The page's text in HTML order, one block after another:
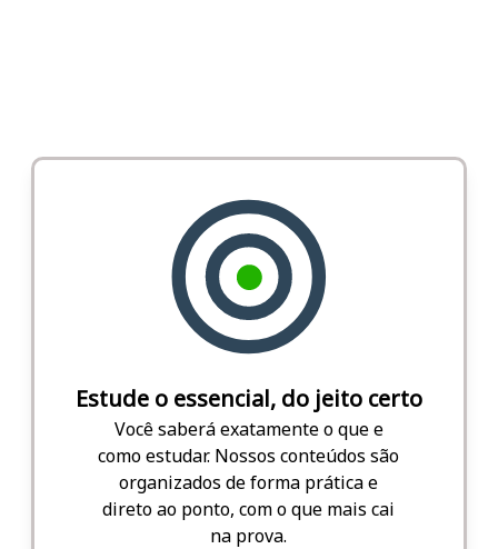
Estude o essencial, do jeito certo
Você saberá exatamente o que e
como estudar. Nossos conteúdos são
organizados de forma prática e
direto ao ponto, com o que mais cai
na prova.